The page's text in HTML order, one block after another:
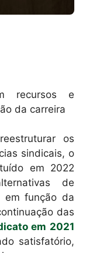
os
sindicais, o
em 2022
de
em função da
das
em 2021
satisfatório,